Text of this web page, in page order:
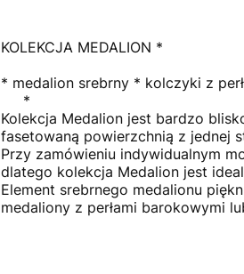
KOLEKCJA MEDALION *
* medalion srebrny * kolczyki z
*
Kolekcja Medalion jest bardzo
fasetowaną powierzchnią z jednej
Przy zamówieniu indywidualnym
dlatego kolekcja Medalion jest
Element srebrnego medalionu
medaliony z perłami barokowymi